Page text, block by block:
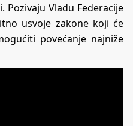
Pozivaju Vladu Federacije
usvoje zakone koji će
povećanje najniže